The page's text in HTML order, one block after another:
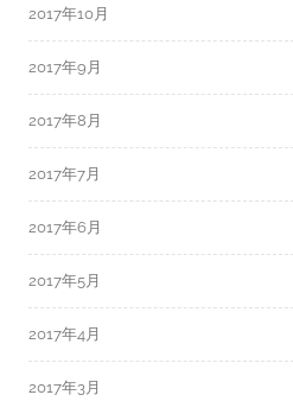
2017年10月
2017年9月
2017年8月
2017年7月
2017年6月
2017年5月
2017年4月
2017年3月